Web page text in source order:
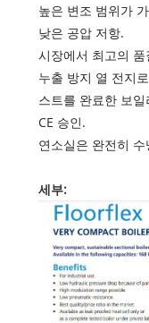
높은 변조 범위가
낮은 공압 저항.
시장에서 최고의
누출 방지 열 전지
스트를 완료한 보
CE 승인.
연소실은 완전히
세부: